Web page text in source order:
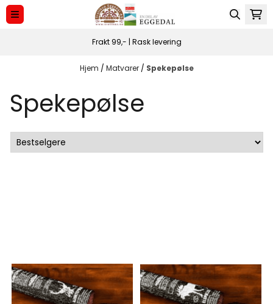
Hopp til innhold
Frakt 99,- | Rask levering
Hjem / Matvarer / Spekepølse
Spekepølse